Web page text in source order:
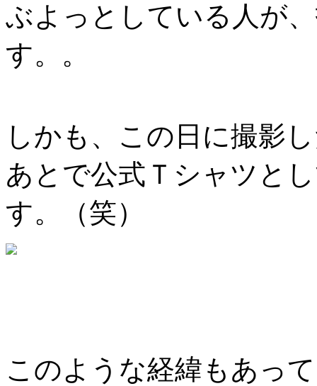
ぶよっとしている人が
す。。
しかも、この日に撮影
あとで公式Ｔシャツと
す。（笑）
このような経緯もあっ